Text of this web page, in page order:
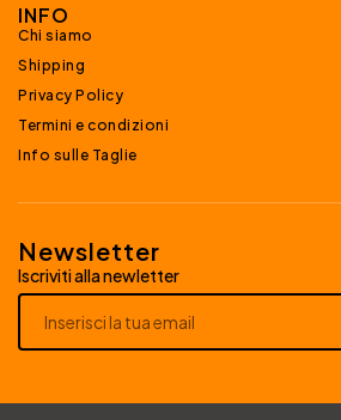
INFO
Chi siamo
Shipping
Privacy Policy
Termini e condizioni
Info sulle Taglie
Newsletter
Iscriviti alla newletter